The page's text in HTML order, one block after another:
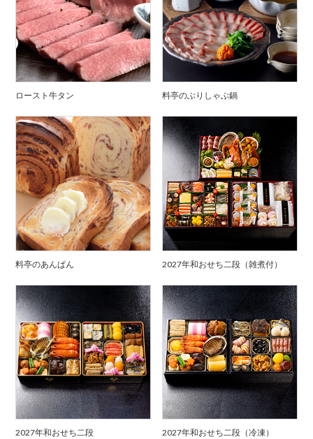
ロースト牛タン 料亭のぶりしゃぶ鍋
料亭のあんぱん 2027年和おせち二段（雑煮付）
2027年和おせち二段 2027年和おせち二段（冷凍）